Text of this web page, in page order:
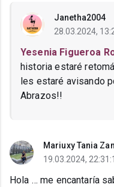
Janetha2004
28.03.2024,
Yesenia Figueroa
historia estaré
les estaré avisando
Abrazos!!
Mariuxy Tania
19.03.2024,
Hola … me encantaría